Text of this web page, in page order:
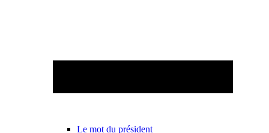
Le mot du président